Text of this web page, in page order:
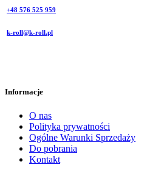
+48 576 525 959
k-roll@k-roll.pl
Informacje
O nas
Polityka prywatności
Ogólne Warunki Sprzedaży
Do pobrania
Kontakt